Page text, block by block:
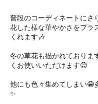
普段のコーディネートにさ
花した様な華やかさをプラ
くれます🎶
冬の草花も描かれておりま
くお使いいただけます😊
他にも色々集めてしまい😁
✨